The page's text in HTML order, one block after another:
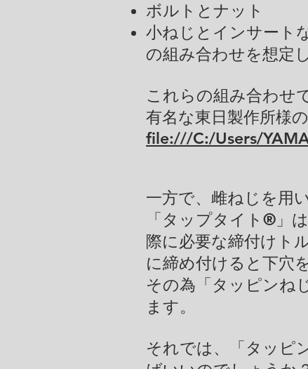
ボルトとナット
小ねじとインサート
の組み合わせを想定
これらの組み合わせ
有名な東日製作所様
file:///C:/Users/
一方で、雌ねじを用
「タップタイト®」
際に必要な締付けト
に締め付けると下穴
その為「タッピンね
ます。
それでは、「タッピ